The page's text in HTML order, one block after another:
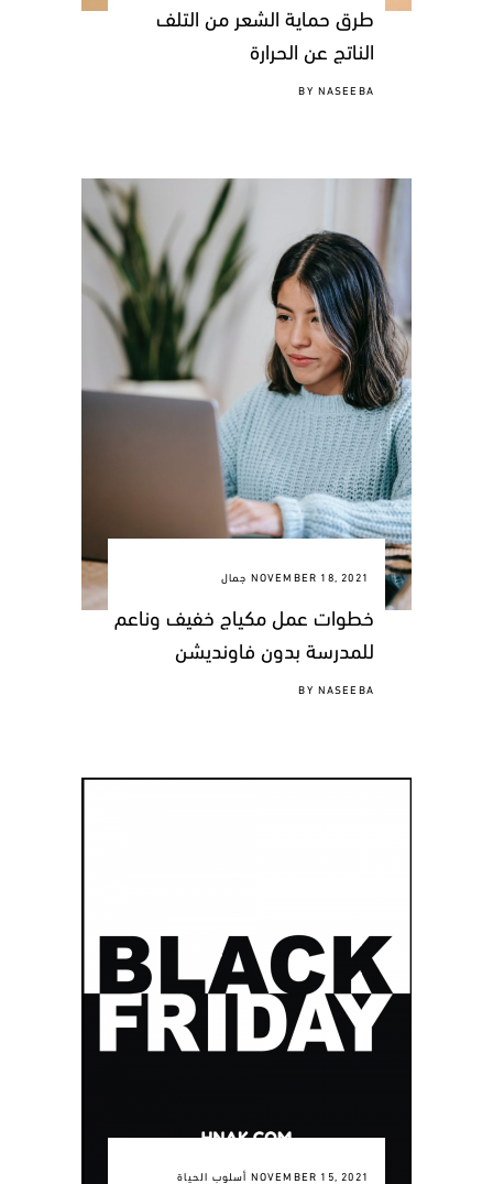
طرق حماية الشعر من التلف
الناتج عن الحرارة
BY NASEEBA
NOVEMBER 18, 2021 جمال
خطوات عمل مكياج خفيف وناعم
للمدرسة بدون فاونديشن
BY NASEEBA
NOVEMBER 15, 2021 أسلوب الحياة